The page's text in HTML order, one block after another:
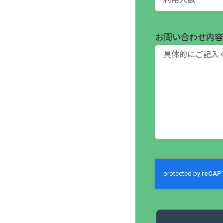
お問い合わせ内